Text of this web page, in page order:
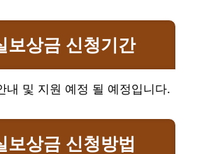
보상금 신청기간
내 및 지원 예정 될 예정입니다.
보상금 신청방법